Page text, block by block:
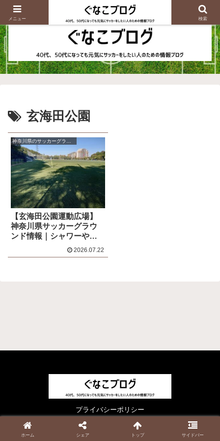
玄海田公園
神奈川県のサッカーグラウンド情報
【玄海田公園運動広場】
神奈川県サッカーグラウ
ンド情報｜シャワーや駐
2026.07.22
プライバシーポリシー
© 2023 ぐなこブログ.
メニュー 検索
ホーム シェア トップ サイドバー